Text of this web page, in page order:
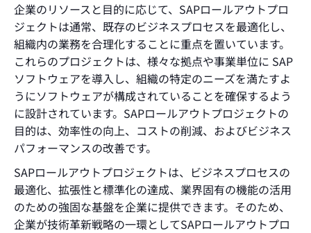
企業のリソースと目的に応じて、SAPロールアウトプロ
ジェクトは通常、既存のビジネスプロセスを最適化し、
組織内の業務を合理化することに重点を置いています。
これらのプロジェクトは、様々な拠点や事業単位に SAP
ソフトウェアを導入し、組織の特定のニーズを満たすよ
うにソフトウェアが構成されていることを確保するよう
に設計されています。SAPロールアウトプロジェクトの
目的は、効率性の向上、コストの削減、およびビジネス
パフォーマンスの改善です。
SAPロールアウトプロジェクトは、ビジネスプロセスの
最適化、拡張性と標準化の達成、業界固有の機能の活用
のための強固な基盤を企業に提供できます。そのため、
企業が技術革新戦略の一環としてSAPロールアウトプロ